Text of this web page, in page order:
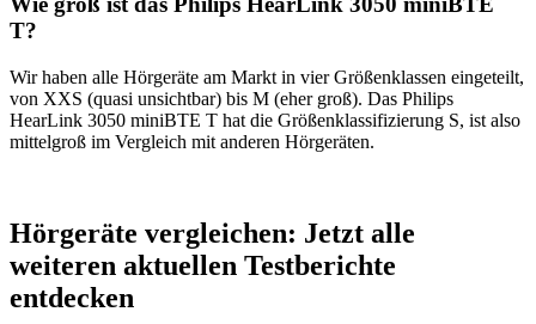
T?
Wir haben alle Hörgeräte am Markt in vier Größenklassen eingeteilt,
von XXS (quasi unsichtbar) bis M (eher groß). Das Philips
HearLink 3050 miniBTE T hat die Größenklassifizierung S, ist also
mittelgroß im Vergleich mit anderen Hörgeräten.
Hörgeräte vergleichen: Jetzt alle
weiteren aktuellen Testberichte
entdecken